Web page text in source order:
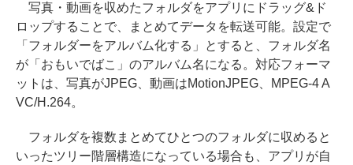
写真・動画を収めたフォルダをアプリにドラッグ&ド
ロップすることで、まとめてデータを転送可能。設定で
「フォルダーをアルバム化する」とすると、フォルダ名
が「おもいでばこ」のアルバム名になる。対応フォーマ
ットは、写真がJPEG、動画はMotionJPEG、MPEG-4 A
VC/H.264。
フォルダを複数まとめてひとつのフォルダに収めると
いったツリー階層構造になっている場合も、アプリが自